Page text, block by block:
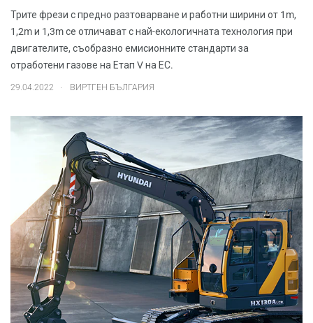
Трите фрези с предно разтоварване и работни ширини от 1m,
1,2m и 1,3m се отличават с най-екологичната технология при
двигателите, съобразно емисионните стандарти за
отработени газове на Етап V на ЕС.
29.04.2022 . ВИРТГЕН БЪЛГАРИЯ